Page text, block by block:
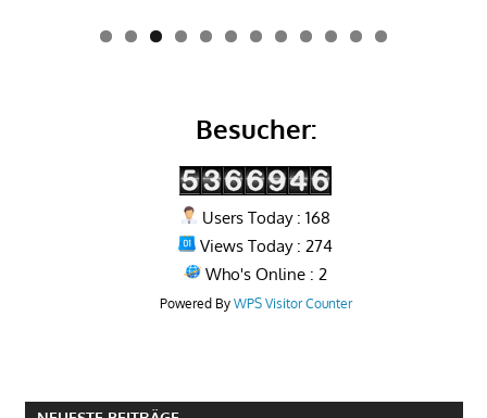
0 1 2
Besucher:
Users Today : 168
Views Today : 274
Who's Online : 2
Powered By WPS Visitor Counter